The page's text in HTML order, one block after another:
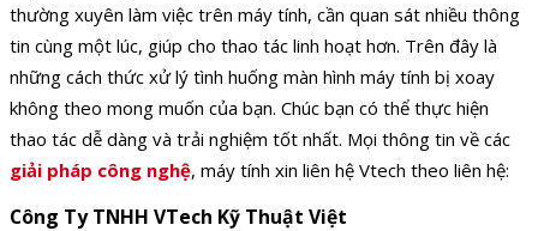
thường xuyên làm việc trên máy tính, cần quan sát nhiều thông
tin cùng một lúc, giúp cho thao tác linh hoạt hơn. Trên đây là
những cách thức xử lý tình huống màn hình máy tính bị xoay
không theo mong muốn của bạn. Chúc bạn có thể thực hiện
thao tác dễ dàng và trải nghiệm tốt nhất. Mọi thông tin về các
giải pháp công nghệ, máy tính xin liên hệ Vtech theo liên hệ:
Công Ty TNHH VTech Kỹ Thuật Việt